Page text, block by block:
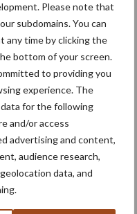
Please note that
subdomains. You can
any time by clicking the
bottom of your screen.
to providing you
experience. The
for the following
and/or access
advertising and content,
audience research,
data, and
Pootmachine